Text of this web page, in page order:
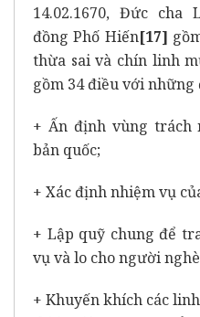
14.02.1670, Đức cha
đồng Phố Hiến[17]
thừa sai và chín linh
gồm 34 điều với những
+ Ấn định vùng trách
bản quốc;
+ Xác định nhiệm vụ
+ Lập quỹ chung để
vụ và lo cho người
+ Khuyến khích các